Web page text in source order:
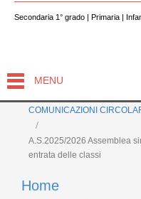
Secondaria 1° grado | Primaria |
MENU
COMUNICAZIONI
A.S.2025/2026 Assemblea
entrata delle classi
Home